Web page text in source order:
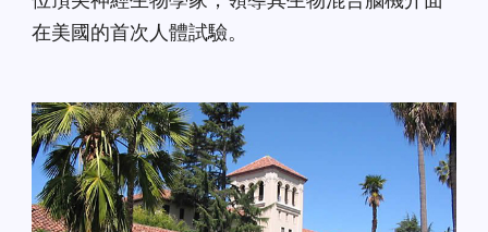
在美國的首次人體試驗。